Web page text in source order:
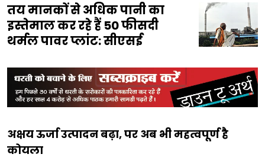
तय मानकों से अधिक पानी का
इस्तेमाल कर रहे हैं 50 फीसदी
थर्मल पावर प्लांट: सीएसई
अक्षय ऊर्जा उत्पादन बढ़ा, पर अब भी महत्वपूर्ण है
कोयला